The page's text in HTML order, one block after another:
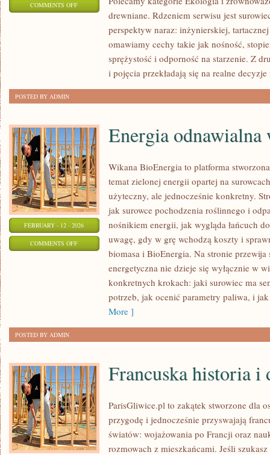
COMMENTS OFFON
INSPIRACJEdrewniane. Rdzeniem serwisu jest
perspektyw naraz: inżynierskiej,
omawiamy cechy takie jak nośność,
sprężystość i odporność na starzenie. Z
i pojęcia przekładają się na realne
POSTED BY ADMIN
FEBRUARY - 12 - 2026
COMMENTS OFFON
ODNAWIALNA
Energia odnawialna
Wikana BioEnergia to platforma
temat zielonej energii opartej na
użyteczny, ale jednocześnie konkretny.
jak surowce pochodzenia roślinnego i
nośnikiem energii, jak wygląda łańcuch
uwagę, gdy w grę wchodzą koszty i
biomasa i BioEnergia. Na stronie przewija
energetyczna nie dzieje się wyłącznie w
konkretnych krokach: jaki surowiec ma
potrzeb, jak ocenić parametry paliwa, i
More ]
POSTED BY ADMIN
Francuska historia i
ParisGliwice.pl to zakątek stworzone dla
przygodę i jednocześnie przyswajają
światów: wojażowania po Francji oraz
rozmowach z mieszkańcami. Jeśli